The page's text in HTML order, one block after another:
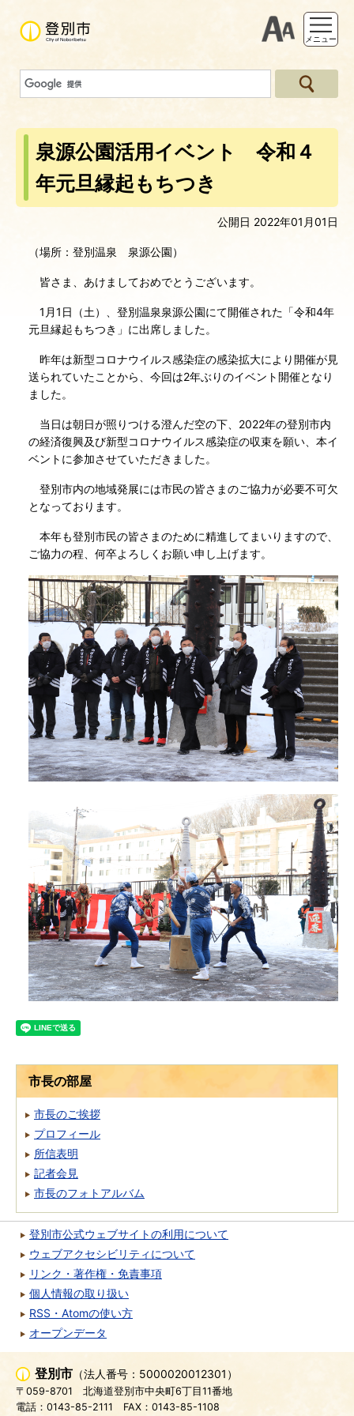
支援ツー
メニュー
泉源公園活用イベント 令和４
年元旦縁起もちつき
公開日 2022年01月01日
（場所：登別温泉 泉源公園）
皆さま、あけましておめでとうございます。
1月1日（土）、登別温泉泉源公園にて開催された「令和4年
元旦縁起もちつき」に出席しました。
昨年は新型コロナウイルス感染症の感染拡大により開催が見
送られていたことから、今回は2年ぶりのイベント開催となり
ました。
当日は朝日が照りつける澄んだ空の下、2022年の登別市内
の経済復興及び新型コロナウイルス感染症の収束を願い、本イ
ベントに参加させていただきました。
登別市内の地域発展には市民の皆さまのご協力が必要不可欠
となっております。
本年も登別市民の皆さまのために精進してまいりますので、
ご協力の程、何卒よろしくお願い申し上げます。
市長の部屋
市長のご挨拶
プロフィール
所信表明
記者会見
市長のフォトアルバム
登別市公式ウェブサイトの利用について
ウェブアクセシビリティについて
リンク・著作権・免責事項
個人情報の取り扱い
RSS・Atomの使い方
オープンデータ
登別市 （法人番号：5000020012301）
〒059-8701
北海道登別市中央町6丁目11番地
電話：0143-85-2111
FAX：0143-85-1108